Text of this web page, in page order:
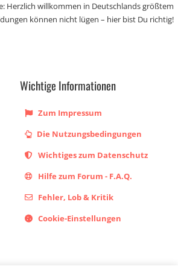
Herzlich willkommen in Deutschlands größtem
können nicht lügen – hier bist Du richtig!
Wichtige Informationen
Zum Impressum
Die Nutzungsbedingungen
Wichtiges zum Datenschutz
Hilfe zum Forum - F.A.Q.
Fehler, Lob & Kritik
Cookie-Einstellungen